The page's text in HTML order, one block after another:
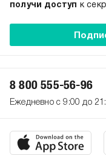
получи доступ к
8 800 555-56-96
Ежедневно с 9:00 до